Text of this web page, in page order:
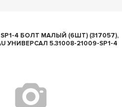
4 БОЛТ МАЛЫЙ (6ШТ) (317057),
УНИВЕРСАЛ 5.31008-21009-SP1-4